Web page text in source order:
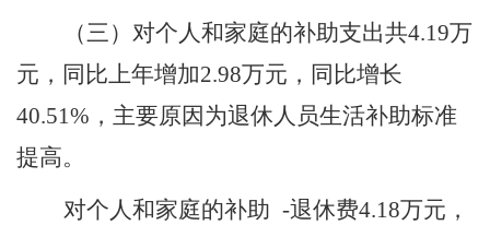
（三） 对个人和家庭的补助支出共4.19万
元，同比上年增加2.98万元，同比增长
40.51%，主要原因为退休人员生活补助标准
提高。
对个人和家庭的补助 -退休费4.18万元，